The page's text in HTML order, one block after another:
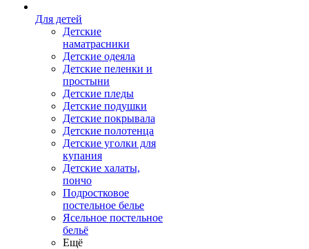
Для детей
Детские
наматрасники
Детские одеяла
Детские пеленки и
простыни
Детские пледы
Детские подушки
Детские покрывала
Детские полотенца
Детские уголки для
купания
Детские халаты,
пончо
Подростковое
постельное белье
Ясельное постельное
бельё
Ещё